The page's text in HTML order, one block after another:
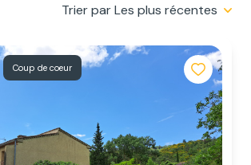
Trier par Les plus récentes
Coup de coeur